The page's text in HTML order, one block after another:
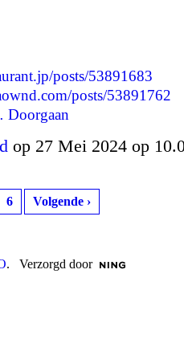
posts/53891683
posts/53891762
Doorgaan
op 27 Mei 2024 op
6 Volgende ›
. Verzorgd door